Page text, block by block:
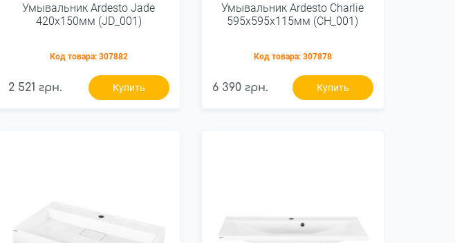
Умывальник Ardesto Jade
420х150мм (JD_001)
Код товара: 307882
2 521 грн. Купить
Умывальник Ardesto Charlie
595х595х115мм (CH_001)
Код товара: 307878
6 390 грн. Купить